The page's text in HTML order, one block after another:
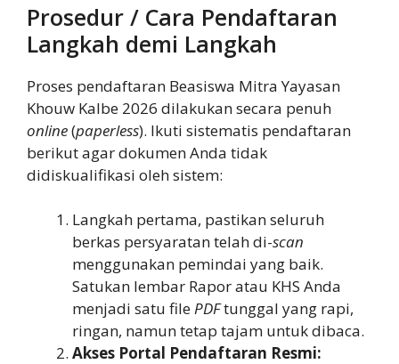
Prosedur / Cara Pendaftaran
Langkah demi Langkah
Proses pendaftaran Beasiswa Mitra Yayasan
Khouw Kalbe 2026 dilakukan secara penuh
online(paperless). Ikuti sistematis pendaftaran
berikut agar dokumen Anda tidak
didiskualifikasi oleh sistem:
Langkah pertama, pastikan seluruh
berkas persyaratan telah di-scan
menggunakan pemindai yang baik.
Satukan lembar Rapor atau KHS Anda
menjadi satu filePDFtunggal yang rapi,
ringan, namun tetap tajam untuk dibaca.
Akses Portal Pendaftaran Resmi: